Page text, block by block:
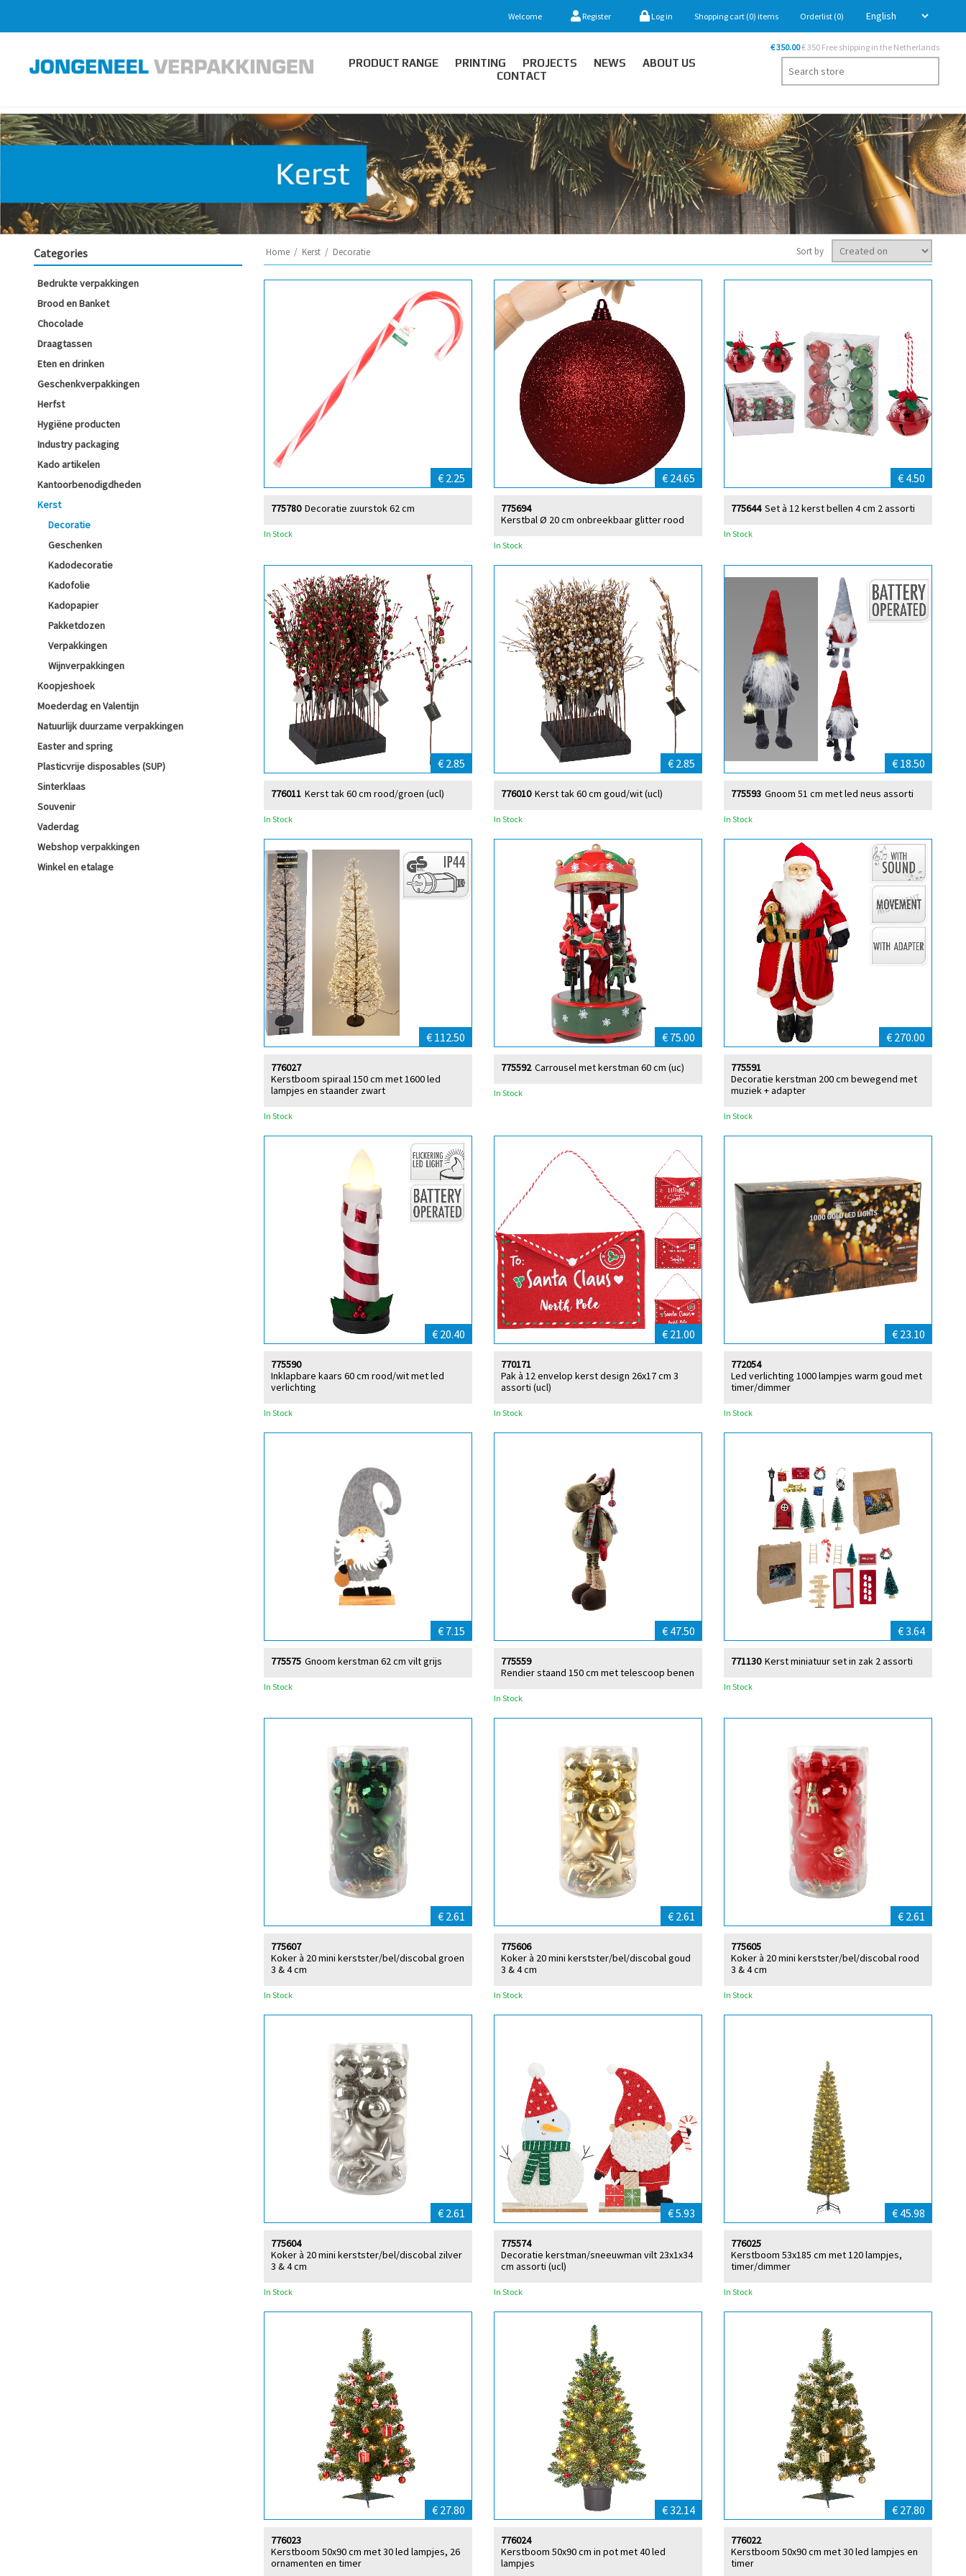
Welcome Register Log in Shopping cart (0) items Orderlist (0)
PRODUCT RANGE PRINTING PROJECTS NEWS
ABOUT US
CONTACT
€ 350.00€ 350 Free shipping in the Netherlands
Categories
Bedrukte verpakkingen
Brood en Banket
Chocolade
Draagtassen
Eten en drinken
Geschenkverpakkingen
Herfst
Hygiëne producten
Industry packaging
Kado artikelen
Kantoorbenodigdheden
Kerst
Decoratie
Geschenken
Kadodecoratie
Kadofolie
Kadopapier
Pakketdozen
Verpakkingen
Wijnverpakkingen
Koopjeshoek
Moederdag en Valentijn
Natuurlijk duurzame verpakkingen
Easter and spring
Plasticvrije disposables (SUP)
Sinterklaas
Souvenir
Vaderdag
Webshop verpakkingen
Winkel en etalage
Home / Kerst / Decoratie Sort by
€ 2.25
Decoratie zuurstok 62 cm
775780
In Stock
€ 24.65
Kerstbal Ø 20 cm onbreekbaar glitter rood
775694
In Stock
€ 4.50
Set à 12 kerst bellen 4 cm 2 assorti
775644
In Stock
€ 2.85
Kerst tak 60 cm rood/groen (ucl)
776011
In Stock
€ 2.85
Kerst tak 60 cm goud/wit (ucl)
776010
In Stock
€ 18.50
Gnoom 51 cm met led neus assorti
775593
In Stock
€ 112.50
Kerstboom spiraal 150 cm met 1600 led
lampjes en staander zwart
776027
In Stock
€ 75.00
Carrousel met kerstman 60 cm (uc)
775592
In Stock
€ 270.00
Decoratie kerstman 200 cm bewegend met
muziek + adapter
775591
In Stock
€ 20.40
Inklapbare kaars 60 cm rood/wit met led
verlichting
775590
In Stock
€ 21.00
Pak à 12 envelop kerst design 26x17 cm 3
assorti (ucl)
770171
In Stock
€ 23.10
Led verlichting 1000 lampjes warm goud met
timer/dimmer
772054
In Stock
€ 7.15
Gnoom kerstman 62 cm vilt grijs
775575
In Stock
€ 47.50
Rendier staand 150 cm met telescoop benen
775559
In Stock
€ 3.64
Kerst miniatuur set in zak 2 assorti
771130
In Stock
€ 2.61
Koker à 20 mini kerstster/bel/discobal groen
3 & 4 cm
775607
In Stock
€ 2.61
Koker à 20 mini kerstster/bel/discobal goud
3 & 4 cm
775606
In Stock
€ 2.61
Koker à 20 mini kerstster/bel/discobal rood
3 & 4 cm
775605
In Stock
€ 2.61
Koker à 20 mini kerstster/bel/discobal zilver
3 & 4 cm
775604
In Stock
€ 5.93
Decoratie kerstman/sneeuwman vilt 23x1x34
cm assorti (ucl)
775574
In Stock
€ 45.98
Kerstboom 53x185 cm met 120 lampjes,
timer/dimmer
776025
In Stock
€ 27.80
Kerstboom 50x90 cm met 30 led lampjes, 26
ornamenten en timer
776023
€ 32.14
Kerstboom 50x90 cm in pot met 40 led
lampjes
776024
€ 27.80
Kerstboom 50x90 cm met 30 led lampjes en
timer
776022